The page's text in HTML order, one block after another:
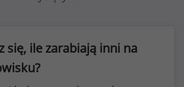
się, ile zarabiają inni na